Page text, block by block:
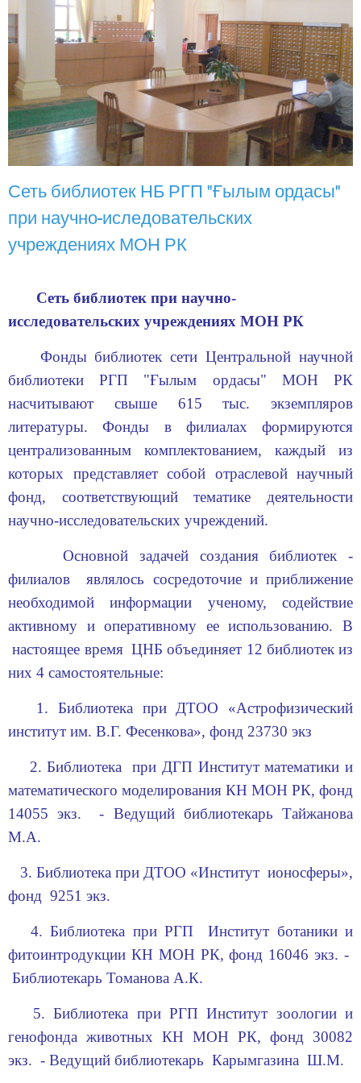
Сеть библиотек НБ РГП "Ғылым ордасы"
при научно-иследовательских
учреждениях МОН РК
Сеть библиотек при научно-
исследовательских учреждениях МОН РК
Фонды библиотек сети Центральной научной
библиотеки РГП "Ғылым ордасы" МОН РК
насчитывают свыше 615 тыс. экземпляров
литературы. Фонды в филиалах формируются
централизованным комплектованием, каждый из
которых представляет собой отраслевой научный
фонд, соответствующий тематике деятельности
научно-исследовательских учреждений.
Основной задачей создания библиотек -
филиалов являлось сосредоточие и приближение
необходимой информации ученому, содействие
активному и оперативному ее использованию. В
настоящее время ЦНБ объединяет 12 библиотек из
них 4 самостоятельные:
1. Библиотека при ДТОО «Астрофизический
институт им. В.Г. Фесенкова», фонд 23730 экз
2. Библиотека при ДГП Институт математики и
математического моделирования КН МОН РК, фонд
14055 экз. - Ведущий библиотекарь Тайжанова
М.А.
3. Библиотека при ДТОО «Институт ионосферы»,
фонд 9251 экз.
4. Библиотека при РГП Институт ботаники и
фитоинтродукции КН МОН РК, фонд 16046 экз. -
Библиотекарь Томанова А.К.
5. Библиотека при РГП Институт зоологии и
генофонда животных КН МОН РК, фонд 30082
экз. - Ведущий библиотекарь Карымгазина Ш.М.